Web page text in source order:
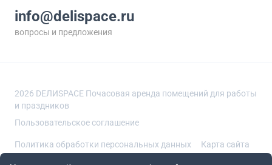
info@delispace.ru
вопросы и предложения
2026 DEЛИSPACE Почасовая аренда помещений для работы
и праздников
Пользовательское соглашение
Политика обработки персональных данных Карта сайта